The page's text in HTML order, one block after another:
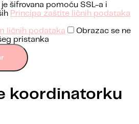
šifrovana pomoću SSL-a i
Principa zaštite ličnih podataka
ličnih podataka
Obrazac se ne
pristanka
koordinatorku